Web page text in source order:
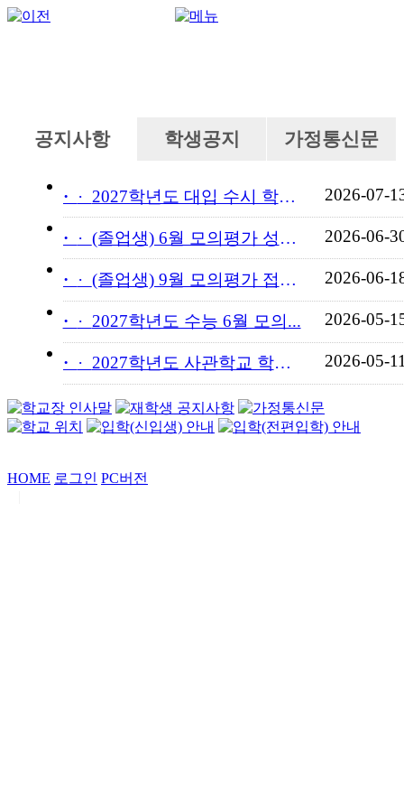
공지사항 학생공지 가정통신문
· 2027학년도 대입 수시 학교... 2026-07-
· (졸업생) 6월 모의평가 성적... 2026-06-
· (졸업생) 9월 모의평가 접수... 2026-06-
· 2027학년도 수능 6월 모의... 2026-05-
· 2027학년도 사관학교 학교장... 2026-05-
HOME 로그인 PC버전